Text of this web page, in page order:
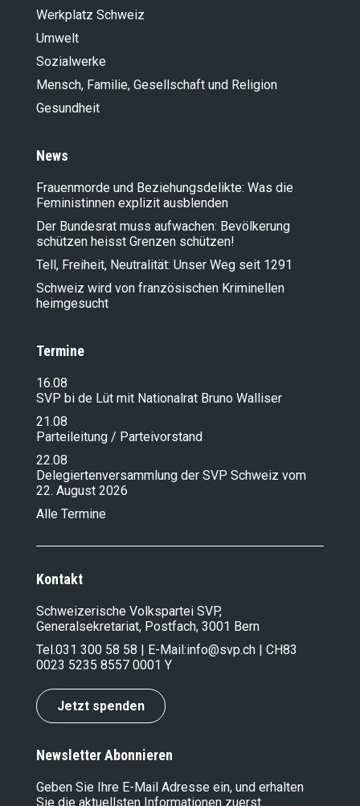
Werkplatz Schweiz
Umwelt
Sozialwerke
Mensch, Familie, Gesellschaft und Religion
Gesundheit
News
Frauenmorde und Beziehungsdelikte: Was die
Feministinnen explizit ausblenden
Der Bundesrat muss aufwachen: Bevölkerung
schützen heisst Grenzen schützen!
Tell, Freiheit, Neutralität: Unser Weg seit 1291
Schweiz wird von französischen Kriminellen
heimgesucht
Termine
16.08
SVP bi de Lüt mit Nationalrat Bruno Walliser
21.08
Parteileitung / Parteivorstand
22.08
Delegiertenversammlung der SVP Schweiz vom
22. August 2026
Alle Termine
Kontakt
Schweizerische Volkspartei SVP,
Generalsekretariat, Postfach, 3001 Bern
Tel.031 300 58 58 | E-Mail:info@svp.ch | CH83
0023 5235 8557 0001 Y
Jetzt spenden
Newsletter Abonnieren
Geben Sie Ihre E-Mail Adresse ein, und erhalten
Sie die aktuellsten Informationen zuerst.